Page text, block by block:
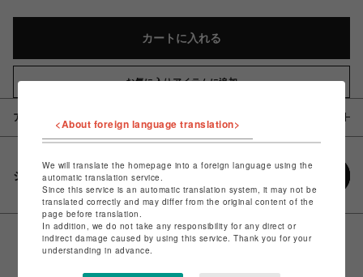
カートに入れる
お気に入りアイテムに追加
アイテム説明 / 素材
シェアする
<About foreign language translation>
We will translate the homepage into a foreign language using the
automatic translation service.
Since this service is an automatic translation system, it may not be
translated correctly and may differ from the original content of the
page before translation.
In addition, we do not take any responsibility for any direct or
indirect damage caused by using this service. Thank you for your
understanding in advance.